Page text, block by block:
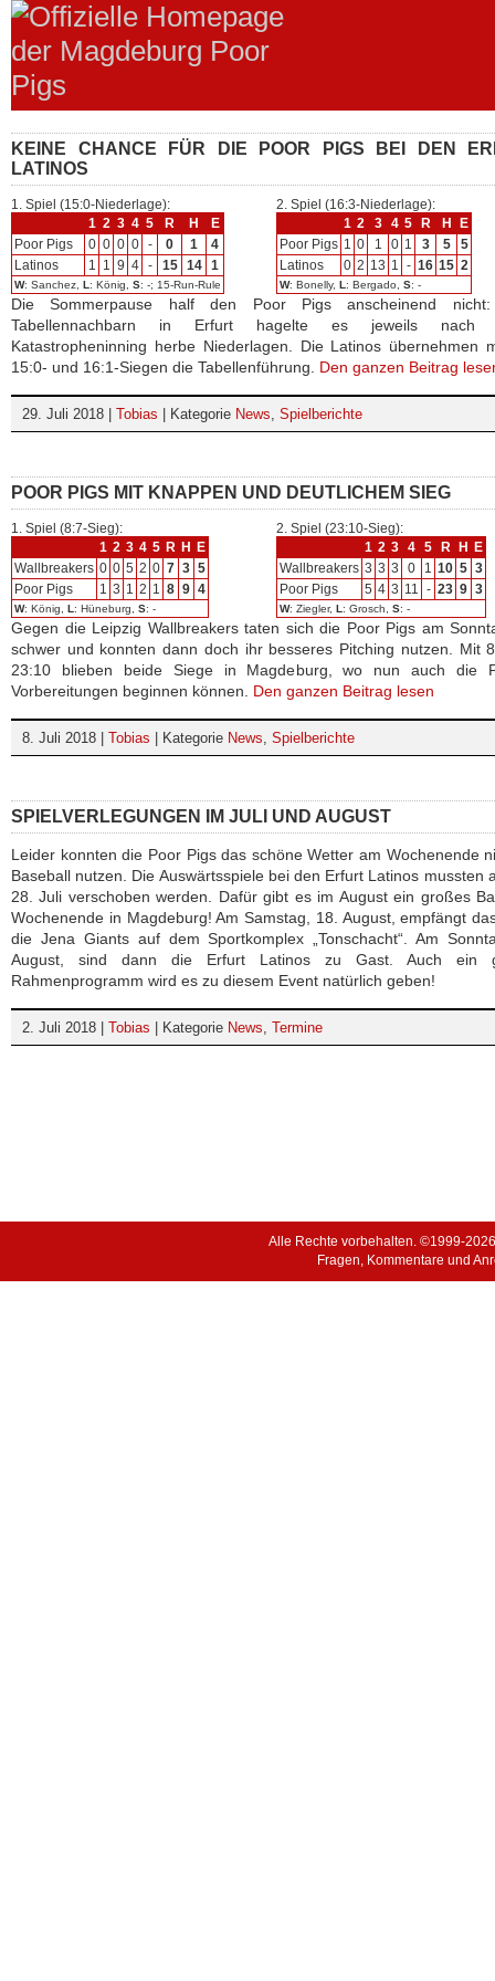
KEINE CHANCE FÜR DIE POOR PIGS BEI DEN
LATINOS
1. Spiel (15:0-Niederlage):
1 2 3 4 5 R H
E
Poor Pigs
0 0 0 0 - 0 1
4
Latinos
1 1 9 4 - 15 14 1
W: Sanchez, L : König, S: -; 15-Run-Rule
2. Spiel (16:3-Niederlage):
1 2 3 4 5 R H
E
Poor Pigs 1 0 1 0 1 3 5
5
Latinos
0 2 13 1 - 16 15 2
W: Bonelly, L : Bergado, S: -
Die Sommerpause half den Poor Pigs anscheinend
Tabellennachbarn in Erfurt hagelte es jeweils nach
Katastropheninning herbe Niederlagen. Die Latinos übernehmen
15:0- und 16:1-Siegen die Tabellenführung. Den ganzen Beitrag
29. Juli 2018 | Tobias | Kategorie News, Spielberichte
POOR PIGS MIT KNAPPEN UND DEUTLICHEM SIEG
1. Spiel (8:7-Sieg):
1 2 3 4 5 R H
E
Wallbreakers 0 0 5 2 0 7 3 5
Poor Pigs
1 3 1 2 1 8 9 4
W: König, L : Hüneburg, S: -
2. Spiel (23:10-Sieg):
1 2 3 4 5 R H
E
Wallbreakers 3 3 3 0 1 10 5 3
Poor Pigs
5 4 3 11 - 23 9 3
W: Ziegler, L : Grosch, S: -
Gegen die Leipzig Wallbreakers taten sich die Poor Pigs am
schwer und konnten dann doch ihr besseres Pitching nutzen. Mit
23:10 blieben beide Siege in Magdeburg, wo nun auch die
Vorbereitungen beginnen können. Den ganzen Beitrag lesen
8. Juli 2018 | Tobias | Kategorie News, Spielberichte
SPIELVERLEGUNGEN IM JULI UND AUGUST
Leider konnten die Poor Pigs das schöne Wetter am Wochenende
Baseball nutzen. Die Auswärtsspiele bei den Erfurt Latinos mussten
28. Juli verschoben werden. Dafür gibt es im August ein großes
Wochenende in Magdeburg! Am Samstag, 18. August, empfängt
die Jena Giants auf dem Sportkomplex „Tonschacht“. Am
August, sind dann die Erfurt Latinos zu Gast. Auch ein
Rahmenprogramm wird es zu diesem Event natürlich geben!
2. Juli 2018 | Tobias | Kategorie News, Termine
Alle Rechte vorbehalten. ©1999-
Fragen, Kommentare und